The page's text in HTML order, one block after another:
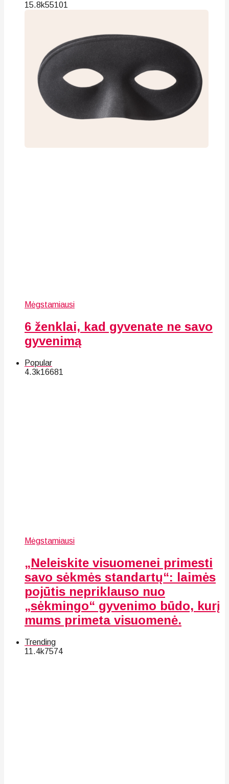
15.8k55101
Mėgstamiausi
6 ženklai, kad gyvenate ne savo
gyvenimą
Popular
4.3k16681
Mėgstamiausi
„Neleiskite visuomenei primesti
savo sėkmės standartų“: laimės
pojūtis nepriklauso nuo
„sėkmingo“ gyvenimo būdo, kurį
mums primeta visuomenė.
Trending
11.4k7574